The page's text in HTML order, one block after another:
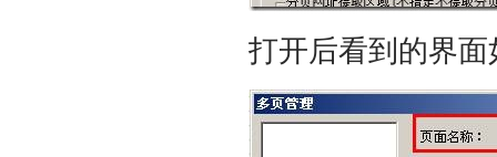
打开后看到的界面